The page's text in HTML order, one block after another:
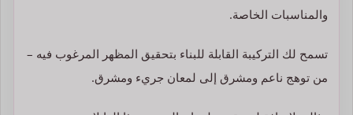
والمناسبات الخاصة.
تسمح لك التركيبة القابلة للبناء بتحقيق المظهر المرغوب فيه –
من توهج ناعم ومشرق إلى لمعان جريء ومشرق.